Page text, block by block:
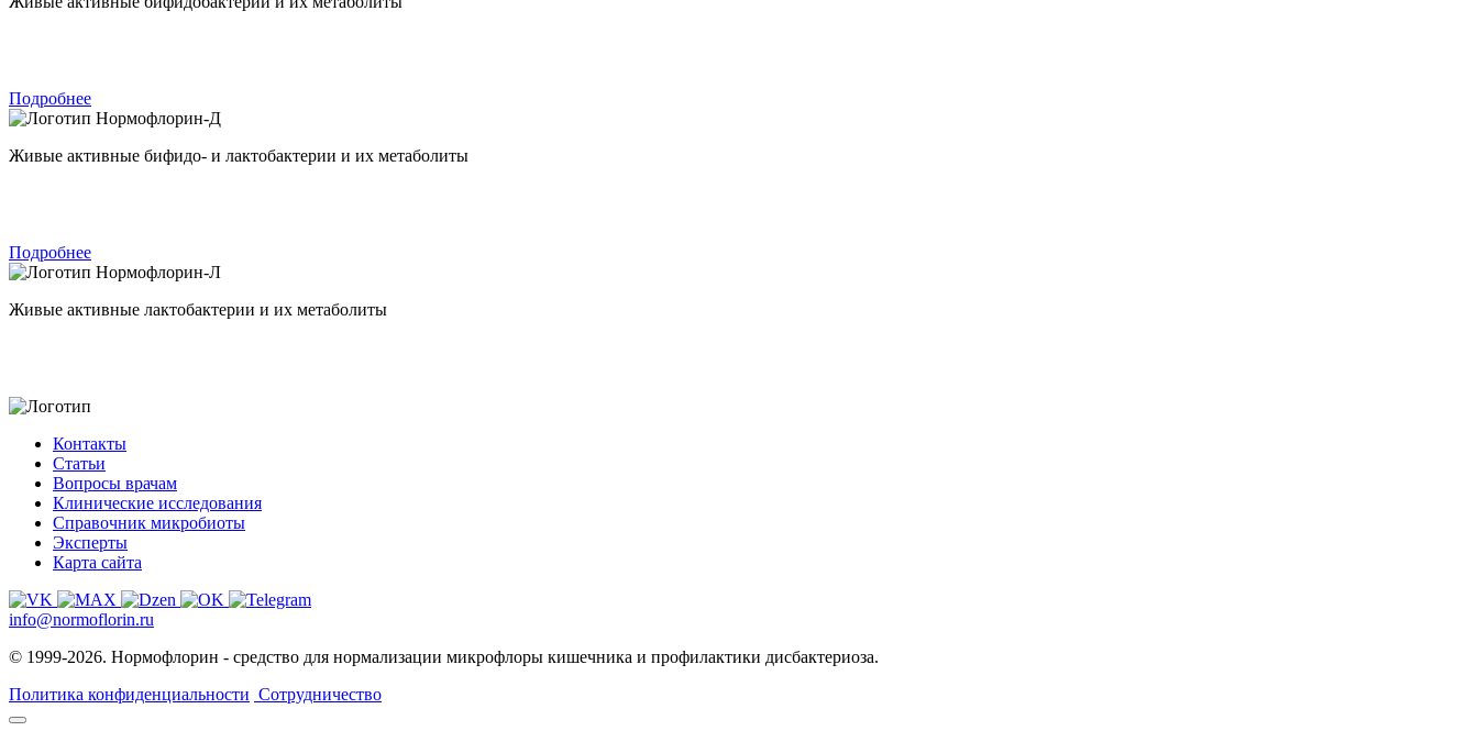
Подробнее
Нормофлорин-Д
Живые активные бифидо- и лактобактерии и их метаболиты
Подробнее
Нормофлорин-Л
Живые активные лактобактерии и их метаболиты
Контакты
Статьи
Вопросы врачам
Клинические исследования
Справочник микробиоты
Эксперты
Карта сайта
info@normoflorin.ru
© 1999-2026. Нормофлорин - средство для нормализации микрофлоры кишечника и профилактики дисбактериоза.
Политика конфиденциальности Сотрудничество